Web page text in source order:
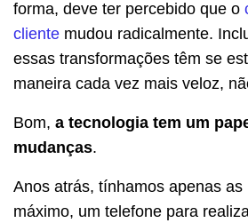
forma, deve ter percebido que o
cliente mudou radicalmente.
essas transformações têm se
maneira cada vez mais veloz,
Bom, a tecnologia tem um
mudanças.
Anos atrás, tínhamos apenas
máximo, um telefone para